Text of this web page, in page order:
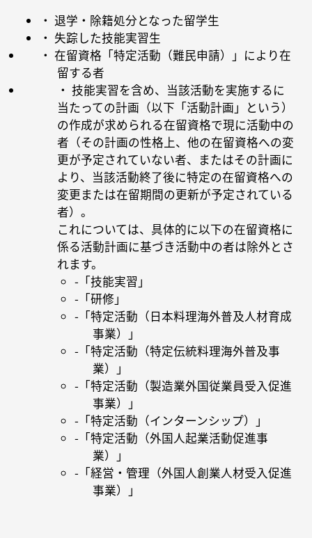
・ 退学・除籍処分となった留学生
・ 失踪した技能実習生
・ 在留資格「特定活動（難民申請）」により在
留する者
・ 技能実習を含め、当該活動を実施するに
当たっての計画（以下「活動計画」という）
の作成が求められる在留資格で現に活動中の
者（その計画の性格上、他の在留資格への変
更が予定されていない者、またはその計画に
より、当該活動終了後に特定の在留資格への
変更または在留期間の更新が予定されている
者）。
これについては、具体的に以下の在留資格に
係る活動計画に基づき活動中の者は除外とさ
れます。
-「技能実習」
-「研修」
-「特定活動（日本料理海外普及人材育成
事業）」
-「特定活動（特定伝統料理海外普及事
業）」
-「特定活動（製造業外国従業員受入促進
事業）」
-「特定活動（インターンシップ）」
-「特定活動（外国人起業活動促進事
業）」
-「経営・管理（外国人創業人材受入促進
事業）」